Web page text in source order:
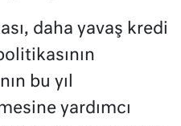
daha yavaş kredi
bu yıl
yardımcı